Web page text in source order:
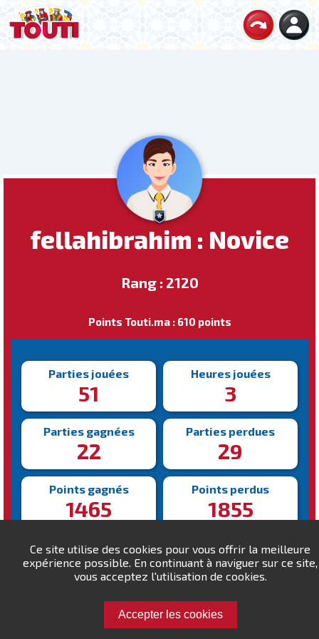
Ce site utilise des cookies pour vous offrir la meilleure
expérience possible. En continuant à naviguer sur ce site,
vous acceptez l'utilisation de cookies.
Accepter les cookies
fellahibrahim : Novice
Rang : 2120
Points Touti.ma : 610 points
Parties jouées
51
Heures jouées
3
Parties gagnées
22
Parties perdues
29
Points gagnés
1465
Points perdus
1855
Victoire la plus rapide
163s
Victoire la plus lente
289s
Défiez fellahibrahim !